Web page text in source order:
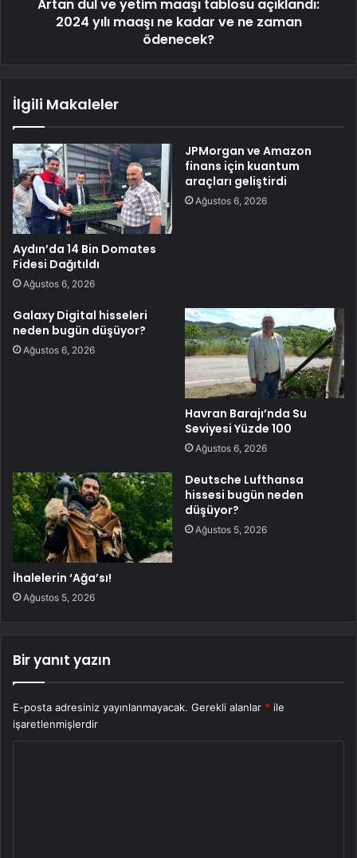
Artan dul ve yetim maaşı tablosu açıklandı:
2024 yılı maaşı ne kadar ve ne zaman
ödenecek?
İlgili Makaleler
Aydın’da 14 Bin Domates
Fidesi Dağıtıldı
Ağustos 6, 2026
JPMorgan ve Amazon
finans için kuantum
araçları geliştirdi
Ağustos 6, 2026
Galaxy Digital hisseleri
neden bugün düşüyor?
Ağustos 6, 2026
Havran Barajı’nda Su
Seviyesi Yüzde 100
Ağustos 6, 2026
İhalelerin ‘Ağa’sı!
Ağustos 5, 2026
Deutsche Lufthansa
hissesi bugün neden
düşüyor?
Ağustos 5, 2026
Bir yanıt yazın
E-posta adresiniz yayınlanmayacak. Gerekli alanlar * ile
işaretlenmişlerdir